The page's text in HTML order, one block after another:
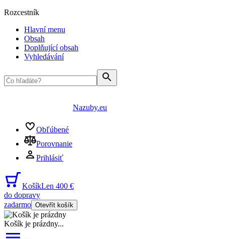
Rozcestník
Hlavní menu
Obsah
Doplňující obsah
Vyhledávání
Nazuby.eu
Obľúbené
Porovnanie
Prihlásiť
KošíkLen 400 €
do dopravy
zadarmo Otevřít košík
Košík je prázdny...